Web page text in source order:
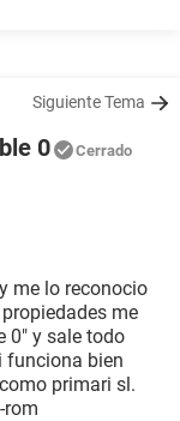
Siguiente Tema
0 Cerrado
me lo reconocio
me
0" y sale todo
funciona bien
primari sl.
rom